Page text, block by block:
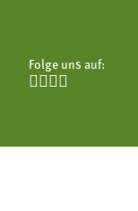
Folge uns auf:
